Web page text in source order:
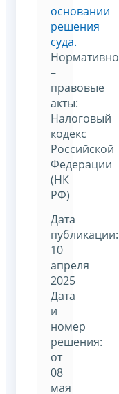
основании
решения
суда.
Нормативно
–
правовые
акты:
Налоговый
кодекс
Российской
Федерации
(НК
РФ)
Дата
публикации:
10
апреля
2025
Дата
и
номер
решения:
от
08
мая